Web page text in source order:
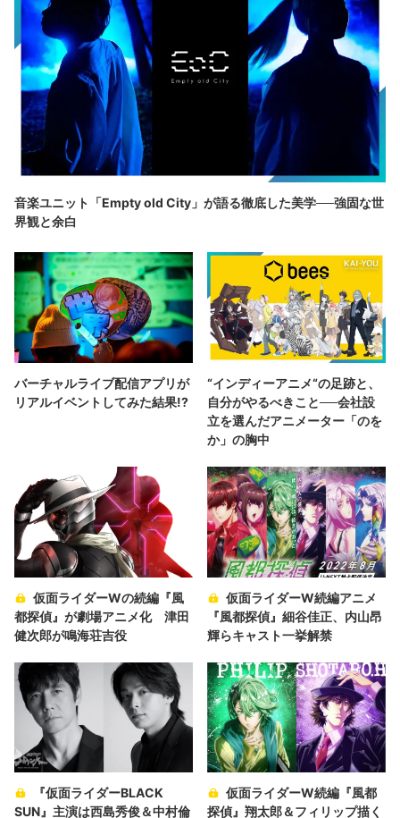
音楽ユニット「Empty old City」が語る徹底した美学──強固な世
界観と余白
バーチャルライブ配信アプリが
リアルイベントしてみた結果!?
“インディーアニメ“の足跡と、
自分がやるべきこと──会社設
立を選んだアニメーター「のを
か」の胸中
仮面ライダーWの続編『風
都探偵』が劇場アニメ化 津田
健次郎が鳴海荘吉役
仮面ライダーW続編アニメ
『風都探偵』細谷佳正、内山昂
輝らキャスト一挙解禁
『仮面ライダーBLACK
SUN』主演は西島秀俊＆中村倫
仮面ライダーW続編『風都
探偵』翔太郎＆フィリップ描く